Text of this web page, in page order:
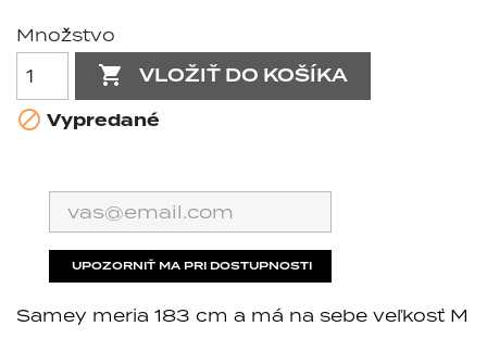
Množstvo
 VLOŽIŤ DO KOŠÍKA
 Vypredané
UPOZORNIŤ MA PRI DOSTUPNOSTI
Samey meria 183 cm a má na sebe veľkosť M